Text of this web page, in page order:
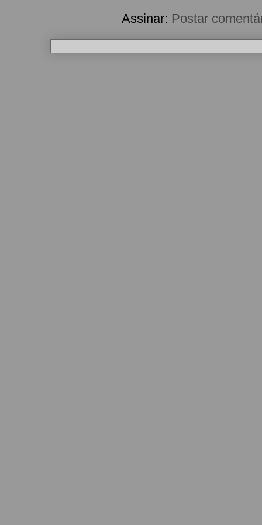
Assinar: Postar